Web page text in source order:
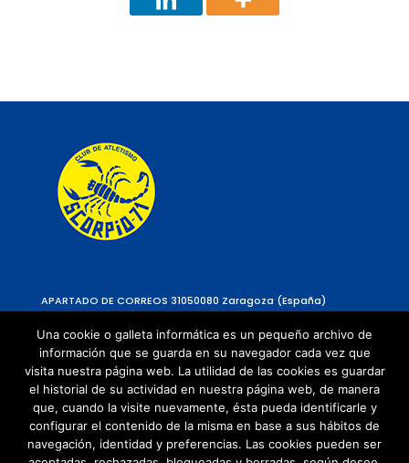
APARTADO DE CORREOS 31050080 Zaragoza (España)
Política de Privacidad
Una cookie o galleta informática es un pequeño archivo de
información que se guarda en su navegador cada vez que
visita nuestra página web. La utilidad de las cookies es guardar
el historial de su actividad en nuestra página web, de manera
que, cuando la visite nuevamente, ésta pueda identificarle y
configurar el contenido de la misma en base a sus hábitos de
navegación, identidad y preferencias. Las cookies pueden ser